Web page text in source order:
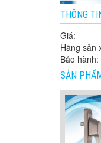
THÔNG
Giá:
Hãng sản
Bảo hành:
SẢN